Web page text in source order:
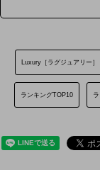
Luxury［ラグジュアリー］
ランキングTOP10